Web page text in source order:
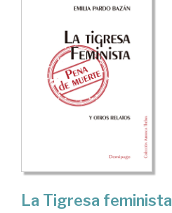
La Tigresa feminista